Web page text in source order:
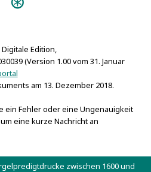
am Feste der Heimsuchung
sacra (Billwerder
Stolpenische Ehren-
Vivum Dei Organum
Edition,
(Version 1.00 vom 31. Januar
am 13. Dezember 2018.
ein Fehler oder eine Ungenauigkeit
eine kurze Nachricht an
zwischen 1600 und